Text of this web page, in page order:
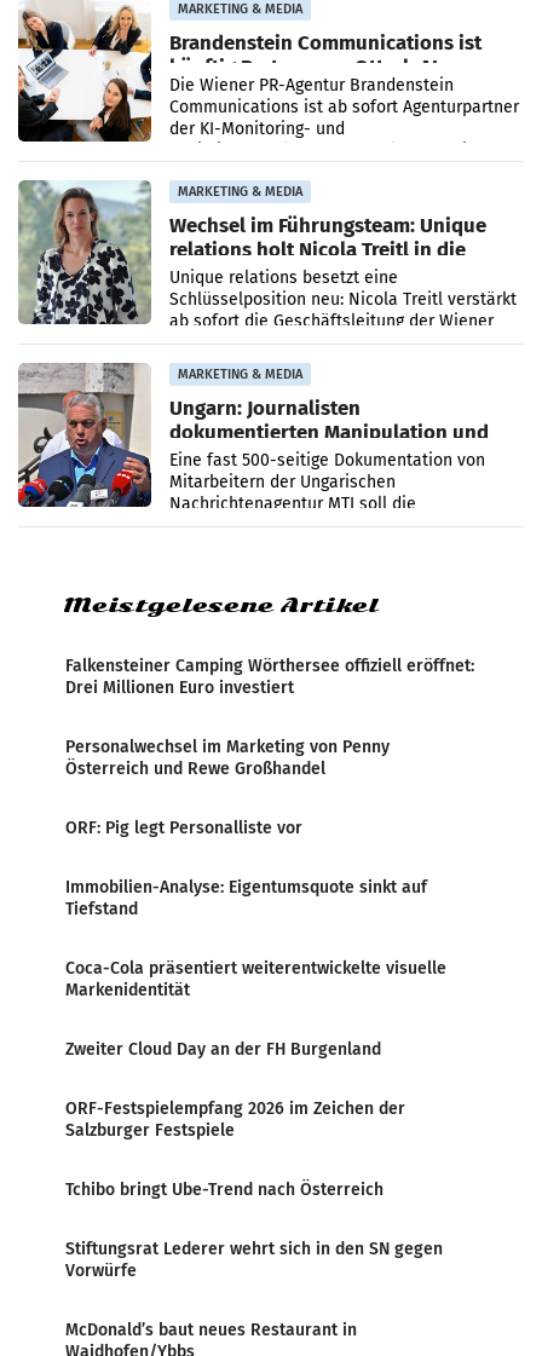
MARKETING & MEDIA
Brandenstein Communications ist
künftig Partner von OtterlyAI
Die Wiener PR-Agentur Brandenstein
Communications ist ab sofort Agenturpartner
der KI-Monitoring- und
MARKETING & MEDIA
Wechsel im Führungsteam: Unique
relations holt Nicola Treitl in die
Geschäftsleitung
Unique relations besetzt eine
Schlüsselposition neu: Nicola Treitl verstärkt
ab sofort die Geschäftsleitung der Wiener
PR-Agentur an der Seite von Josef Kalina und
Anna Kalina-Mahr.
MARKETING & MEDIA
Ungarn: Journalisten
dokumentierten Manipulation und
Zensur
Eine fast 500-seitige Dokumentation von
Mitarbeitern der Ungarischen
Nachrichtenagentur MTI soll die
systematische Nachrichten-Manipulation und
Meistgelesene Artikel
Falkensteiner Camping Wörthersee offiziell eröffnet:
Drei Millionen Euro investiert
Personalwechsel im Marketing von Penny
Österreich und Rewe Großhandel
ORF: Pig legt Personalliste vor
Immobilien-Analyse: Eigentumsquote sinkt auf
Tiefstand
Coca-Cola präsentiert weiterentwickelte visuelle
Markenidentität
Zweiter Cloud Day an der FH Burgenland
ORF-Festspielempfang 2026 im Zeichen der
Salzburger Festspiele
Tchibo bringt Ube-Trend nach Österreich
Stiftungsrat Lederer wehrt sich in den SN gegen
Vorwürfe
McDonald’s baut neues Restaurant in
Waidhofen/Ybbs